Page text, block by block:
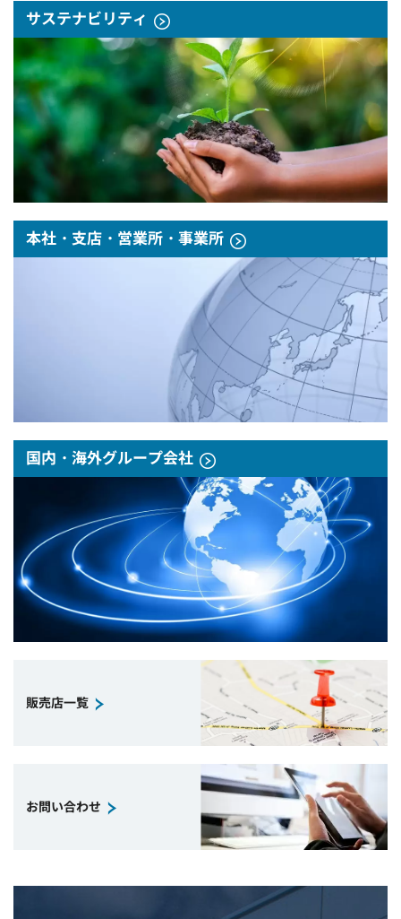
サステナビリティ
本社・支店・営業所・事業所
国内・海外グループ会社
販売店一覧
お問い合わせ